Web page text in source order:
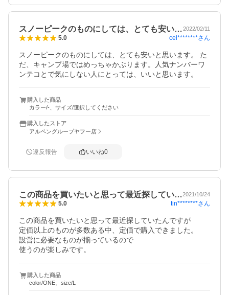
スノーピークのものにしては、とても安い…2022/02/11
5.0 cel********さん
スノーピークのものにしては、とても安いと思います。 た
だ、キャンプ場ではめっちゃかぶります。人気ナンバーワ
ンテコとで気にしない人にとっては、いいと思います。
購入した商品
カラー/-、サイズ/選択してください
購入したストア
アルペングループヤフー店
違反報告 いいね0
この商品を買いたいと思って最近探してい…2021/10/24
5.0 tin********さん
この商品を買いたいと思って最近探していたんですが
定価以上のものが多数ある中、定価で購入できました。
設営に必要なものが揃っているので
使うのが楽しみです。
購入した商品
color/ONE、size/L